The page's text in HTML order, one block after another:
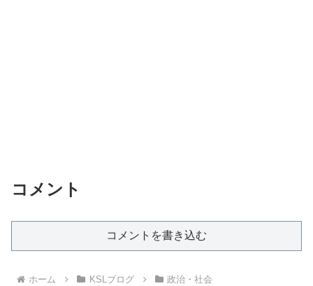
コメント
コメントを書き込む
ホーム KSLブログ 政治・社会